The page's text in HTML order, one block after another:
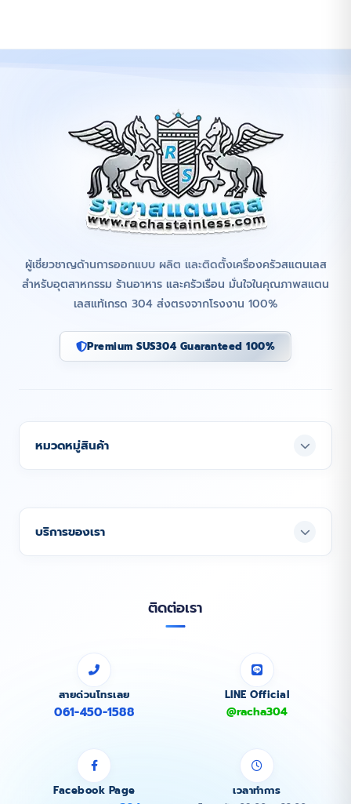
ผู้เชี่ยวชาญด้านการออกแบบ ผลิต และติดตั้งเครื่องครัวสแตนเลส
สำหรับอุตสาหกรรม ร้านอาหาร และครัวเรือน มั่นใจในคุณภาพสแตน
เลสแท้เกรด 304 ส่งตรงจากโรงงาน 100%
Premium SUS304 Guaranteed 100%
หมวดหมู่สินค้า
บริการของเรา
ติดต่อเรา
สายด่วนโทรเลย
061-450-1588
LINE Official
@racha304
Facebook Page
เวลาทำการ